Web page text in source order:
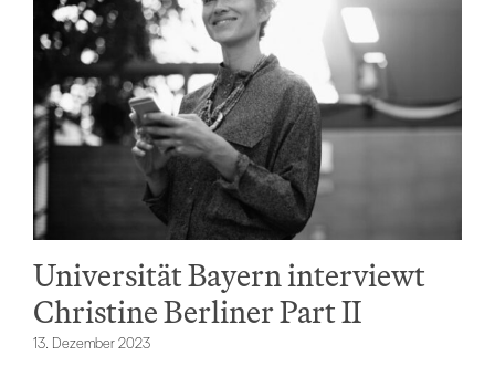
Universität Bayern interviewt
Christine Berliner Part II
13. Dezember 2023